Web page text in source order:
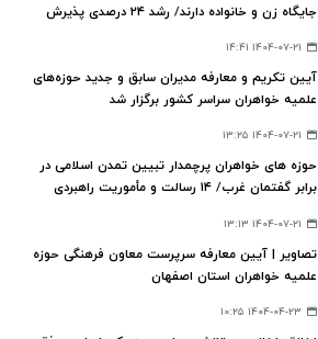
جایگاه زن و خانواده دارند/ رشد ۲۴ درصدی پذیرش
۱۴۰۴-۰۷-۲۱ ۱۴:۴۱
آیین تکریم و معارفه مدیران سابق و جدید حوزه‌های
علمیه خواهران سراسر کشور برگزار شد
۱۴۰۴-۰۷-۲۱ ۱۳:۲۵
حوزه های خواهران پرچمدار تبیین تمدن اسلامی در
برابر گفتمان غرب/ ۱۴ رسالت و مأموریت راهبردی
۱۴۰۴-۰۷-۲۱ ۱۳:۱۳
تصاویر | آیین معارفه سرپرست معاون فرهنگی حوزه
علمیه خواهران استان اصفهان
۱۴۰۴-۰۴-۲۳ ۱۰:۲۵